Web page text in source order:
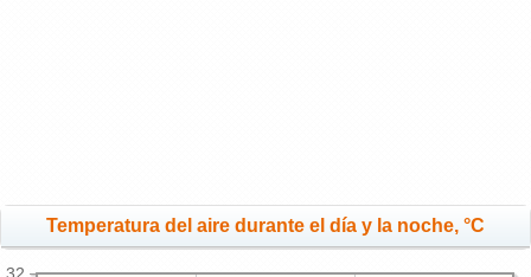
Temperatura del aire durante el día y la noche, °C
32